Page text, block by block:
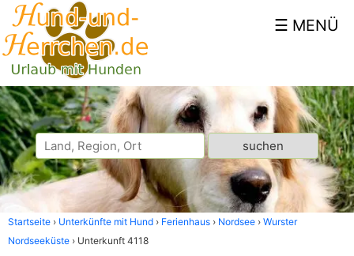
Startseite Unterkünfte mit Hund Ferienhaus Nordsee
Wurster
Nordseeküste
Unterkunft 4118